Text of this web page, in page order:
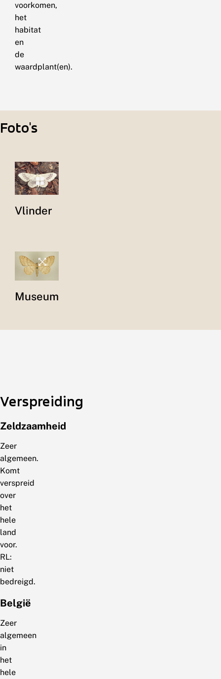
voorkomen,
het
habitat
en
de
waardplant(en).
Foto's
Vlinder
Museum
Verspreiding
Zeldzaamheid
Zeer
algemeen.
Komt
verspreid
over
het
hele
land
voor.
RL:
niet
bedreigd.
België
Zeer
algemeen
in
het
hele